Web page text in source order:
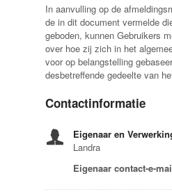
In aanvulling op de
de in dit document vermelde
geboden, kunnen Gebruikers
over hoe zij zich in het
voor op belangstelling
desbetreffende gedeelte van
Contactinformatie
Eigenaar en
Landra
Eigenaar contact-e-